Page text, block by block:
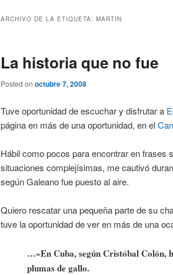
ARCHIVO DE LA ETIQUETA: MARTIN
La historia que no fue
Posted on octubre 7, 2008
Tuve oportunidad de escuchar y disfrutar a
página en más de una oportunidad, en el
Hábil como pocos para encontrar en
situaciones complejísimas, me cautivó
según Galeano fue puesto al aire.
Quiero rescatar una pequeña parte de su
tuve la oportunidad de ver en más de una
…»En Cuba, según Cristóbal Colón,
plumas de gallo.